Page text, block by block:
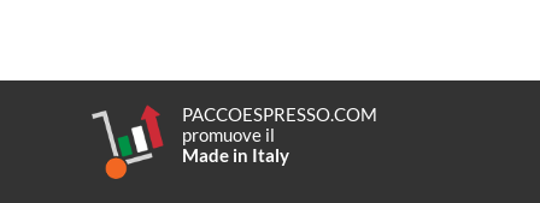
PACCOESPRESSO.COM
promuove il
Made in Italy